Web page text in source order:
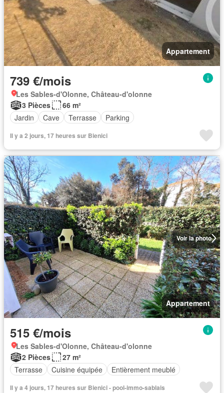
Appartement
739 €/mois
Les Sables-d'Olonne, Château-d'olonne
3 Pièces
66 m²
Jardin
Cave Terrasse Parking
Il y a 2 jours, 17 heures sur Bienici
Voir la photo
Appartement
515 €/mois
Les Sables-d'Olonne, Château-d'olonne
2 Pièces
27 m²
Terrasse
Cuisine équipée Entièrement meublé
Il y a 4 jours, 17 heures sur Bienici - pool-immo-sablais